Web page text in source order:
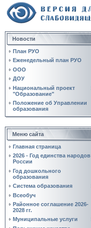
Новости
План РУО
Еженедельный план РУО
ООО
ДОУ
Национальный проект
"Образование"
Положение об Управлении
образования
Меню сайта
Главная страница
2026 - Год единства народов
России
Год дошкольного
образования
Система образования
Всеобуч
Районное соглашение 2026-
2028 гг.
Муниципальные услуги